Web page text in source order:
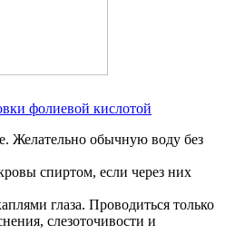
фолиевой кислотой
Желательно обычную воду без
спиртом, если через них
глаза. Проводиться только
слезоточивости и